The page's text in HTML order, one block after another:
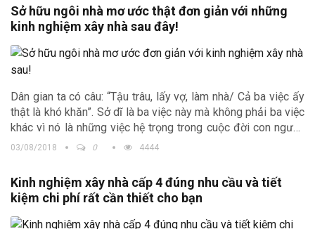
xuống cấp, hư hỏng và sửa nhà vệ sinh chính là giải pháp
giải quyết vấn đề này.
Sở hữu ngôi nhà mơ ước thật đơn giản với những
kinh nghiệm xây nhà sau đây!
Dân gian ta có câu: “Tậu trâu, lấy vợ, làm nhà/ Cả ba việc ấy
thật là khó khăn”. Sở dĩ là ba việc này mà không phải ba việc
khác vì nó là những việc hệ trọng trong cuộc đời con người,
đòi hỏi sự cẩn thận, tỉ mỉ và chu đáo. Và với những ai đang
nghiệm xây nhà
quý giá do Trịnh Gia tổng hợp sau đây nhé.
03/08/2018 0 4444
Kinh nghiệm xây nhà cấp 4 đúng nhu cầu và tiết
kiệm chi phí rất cần thiết cho bạn